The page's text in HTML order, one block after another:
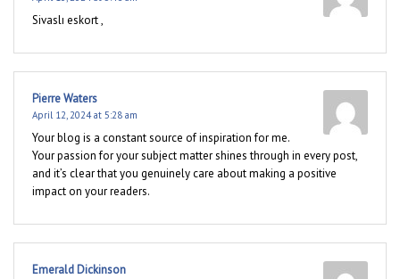
Sivaslı eskort ,
Pierre Waters
April 12, 2024 at 5:28 am
Your blog is a constant source of inspiration for me.
Your passion for your subject matter shines through in every post,
and it’s clear that you genuinely care about making a positive
impact on your readers.
Emerald Dickinson